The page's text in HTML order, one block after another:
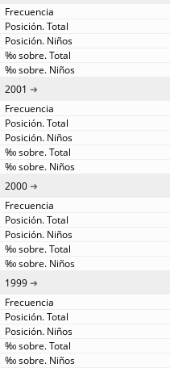
2001
2000
1999